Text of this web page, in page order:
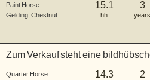
Paint Horse
Gelding Chestnut
15.1
hh
3
years
Zum Verkauf steht eine
Quarter Horse
14.3 2